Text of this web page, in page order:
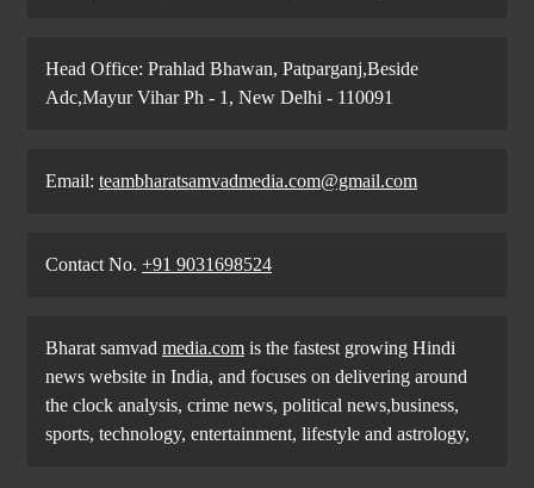
Head Office: Prahlad Bhawan, Patparganj,Beside
Adc,Mayur Vihar Ph - 1, New Delhi - 110091
Email: teambharatsamvadmedia.com@gmail.com
Contact No. ‪ +91 9031698524
Bharat samvad media.com is the fastest growing Hindi
news website in India, and focuses on delivering around
the clock analysis, crime news, political news,business,
sports, technology, entertainment, lifestyle and astrology,